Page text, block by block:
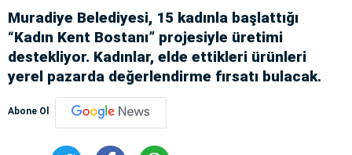
Muradiye Belediyesi, 15 kadınla başlattığı
“Kadın Kent Bostanı” projesiyle üretimi
destekliyor. Kadınlar, elde ettikleri ürünleri
yerel pazarda değerlendirme fırsatı bulacak.
Abone Ol